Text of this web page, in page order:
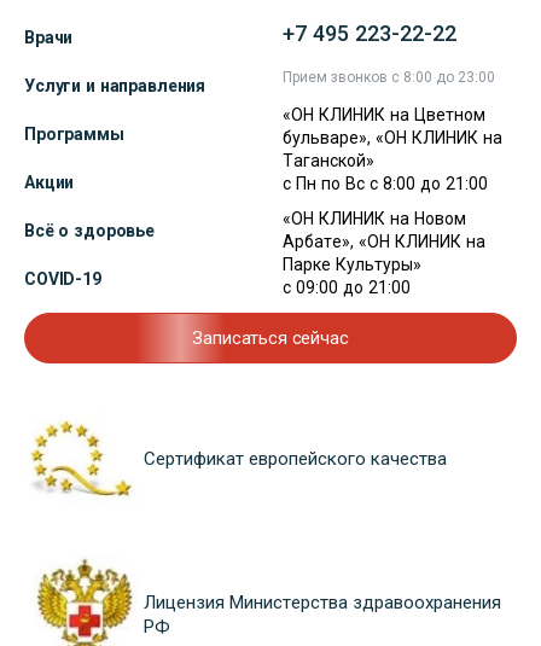
Врачи
Услуги и направления
Программы
Акции
Всё о здоровье
COVID-19
+7 495 223-22-22
Прием звонков с 8:00 до 23:00
«ОН КЛИНИК на Цветном
бульваре», «ОН КЛИНИК на
Таганской»
с Пн по Вс с 8:00 до 21:00
«ОН КЛИНИК на Новом
Арбате», «ОН КЛИНИК на
Парке Культуры»
с 09:00 до 21:00
Записаться сейчас
Сертификат европейского качества
Лицензия Министерства здравоохранения
РФ